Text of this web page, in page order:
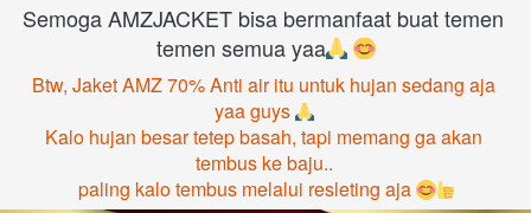
Semoga AMZJACKET bisa bermanfaat buat temen
temen semua yaa
Btw, Jaket AMZ 70% Anti air itu untuk hujan sedang aja
yaa guys
Kalo hujan besar tetep basah, tapi memang ga akan
tembus ke baju..
paling kalo tembus melalui resleting aja